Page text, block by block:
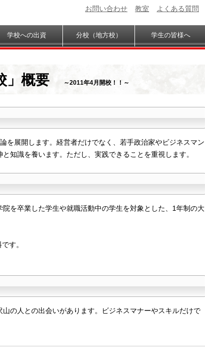
お問い合わせ 教室 よくある質問
学校への出資 分校（地方校） 学生の皆様へ
」概要 ～2011年4月開校！！～
を展開します。経営者だけでなく、若手政治家やビジネスマン
知識を養います。ただし、実践できることを重視します。
を卒業した学生や就職活動中の学生を対象とした、1年制の大
す。
の人との出会いがあります。ビジネスマナーやスキルだけで